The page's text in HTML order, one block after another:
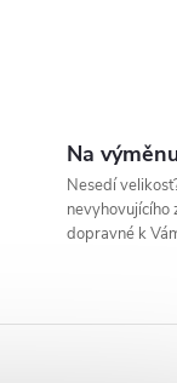
Na
Nesedí
nevyhovujícího
dopravné k